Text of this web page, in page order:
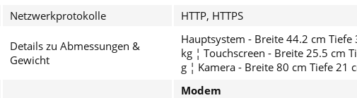
Netzwerkprotokolle
HTTP, HTTPS
Details zu Abmessungen &
Gewicht
Hauptsystem - Breite 44.2 cm
kg ¦ Touchscreen - Breite 25.5 cm
g ¦ Kamera - Breite 80 cm Tiefe 21
Modem